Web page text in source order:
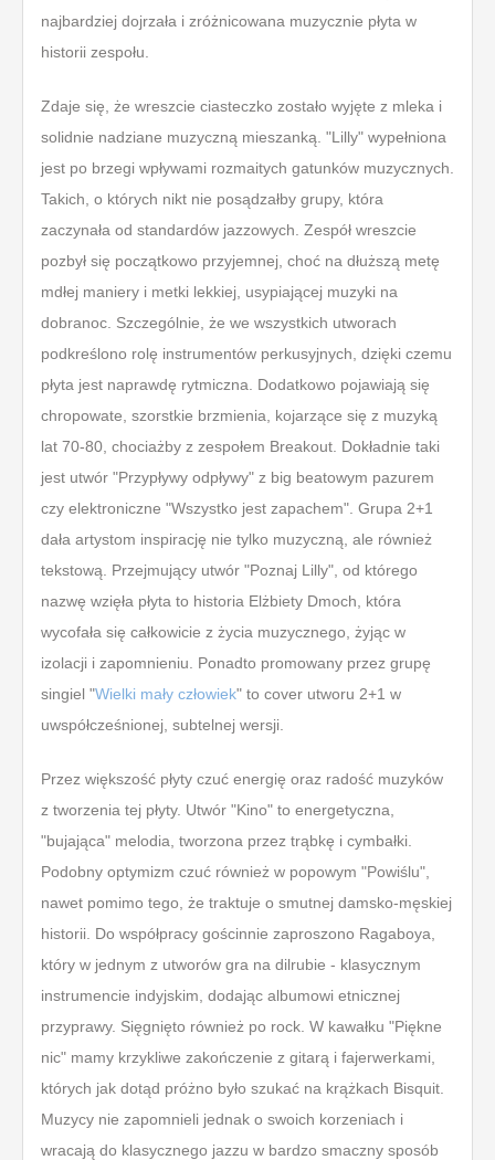
najbardziej dojrzała i zróżnicowana muzycznie płyta w
historii zespołu.
Zdaje się, że wreszcie ciasteczko zostało wyjęte z mleka i
solidnie nadziane muzyczną mieszanką. "Lilly" wypełniona
jest po brzegi wpływami rozmaitych gatunków muzycznych.
Takich, o których nikt nie posądzałby grupy, która
zaczynała od standardów jazzowych. Zespół wreszcie
pozbył się początkowo przyjemnej, choć na dłuższą metę
mdłej maniery i metki lekkiej, usypiającej muzyki na
dobranoc. Szczególnie, że we wszystkich utworach
podkreślono rolę instrumentów perkusyjnych, dzięki czemu
płyta jest naprawdę rytmiczna. Dodatkowo pojawiają się
chropowate, szorstkie brzmienia, kojarzące się z muzyką
lat 70-80, chociażby z zespołem Breakout. Dokładnie taki
jest utwór "Przypływy odpływy" z big beatowym pazurem
czy elektroniczne "Wszystko jest zapachem". Grupa 2+1
dała artystom inspirację nie tylko muzyczną, ale również
tekstową. Przejmujący utwór "Poznaj Lilly", od którego
nazwę wzięła płyta to historia Elżbiety Dmoch, która
wycofała się całkowicie z życia muzycznego, żyjąc w
izolacji i zapomnieniu. Ponadto promowany przez grupę
singiel "Wielki mały człowiek" to cover utworu 2+1 w
uwspółcześnionej, subtelnej wersji.
Przez większość płyty czuć energię oraz radość muzyków
z tworzenia tej płyty. Utwór "Kino" to energetyczna,
"bujająca" melodia, tworzona przez trąbkę i cymbałki.
Podobny optymizm czuć również w popowym "Powiślu",
nawet pomimo tego, że traktuje o smutnej damsko-męskiej
historii. Do współpracy gościnnie zaproszono Ragaboya,
który w jednym z utworów gra na dilrubie - klasycznym
instrumencie indyjskim, dodając albumowi etnicznej
przyprawy. Sięgnięto również po rock. W kawałku "Piękne
nic" mamy krzykliwe zakończenie z gitarą i fajerwerkami,
których jak dotąd próżno było szukać na krążkach Bisquit.
Muzycy nie zapomnieli jednak o swoich korzeniach i
wracają do klasycznego jazzu w bardzo smaczny sposób